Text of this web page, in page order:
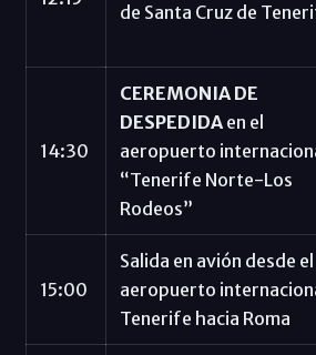
de Santa Cruz de
14:30
CEREMONIA DE
DESPEDIDA en el
aeropuerto
“Tenerife Norte-Los
Rodeos”
15:00
Salida en avión desde el
aeropuerto
Tenerife hacia Roma